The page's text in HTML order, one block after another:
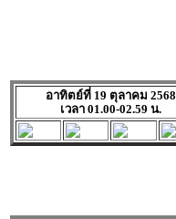
อาทิตย์ที่ 19 ตุลาคม 2568
เวลา 01.00-02.59 น.